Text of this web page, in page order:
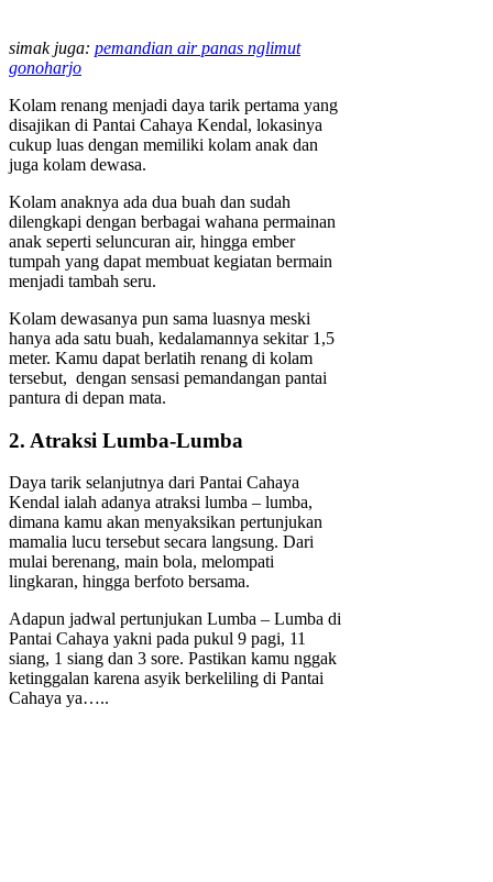
simak juga: pemandian air panas nglimut
gonoharjo
Kolam renang menjadi daya tarik pertama yang
disajikan di Pantai Cahaya Kendal, lokasinya
cukup luas dengan memiliki kolam anak dan
juga kolam dewasa.
Kolam anaknya ada dua buah dan sudah
dilengkapi dengan berbagai wahana permainan
anak seperti seluncuran air, hingga ember
tumpah yang dapat membuat kegiatan bermain
menjadi tambah seru.
Kolam dewasanya pun sama luasnya meski
hanya ada satu buah, kedalamannya sekitar 1,5
meter. Kamu dapat berlatih renang di kolam
tersebut, dengan sensasi pemandangan pantai
pantura di depan mata.
2. Atraksi Lumba-Lumba
Daya tarik selanjutnya dari Pantai Cahaya
Kendal ialah adanya atraksi lumba – lumba,
dimana kamu akan menyaksikan pertunjukan
mamalia lucu tersebut secara langsung. Dari
mulai berenang, main bola, melompati
lingkaran, hingga berfoto bersama.
Adapun jadwal pertunjukan Lumba – Lumba di
Pantai Cahaya yakni pada pukul 9 pagi, 11
siang, 1 siang dan 3 sore. Pastikan kamu nggak
ketinggalan karena asyik berkeliling di Pantai
Cahaya ya…..